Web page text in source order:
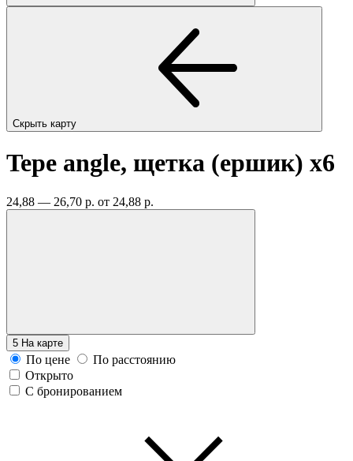
Скрыть карту
Tepe angle, щетка (ершик) x6
24,88 — 26,70 р. от 24,88 р.
5 На карте
По цене
По расстоянию
Открыто
С бронированием